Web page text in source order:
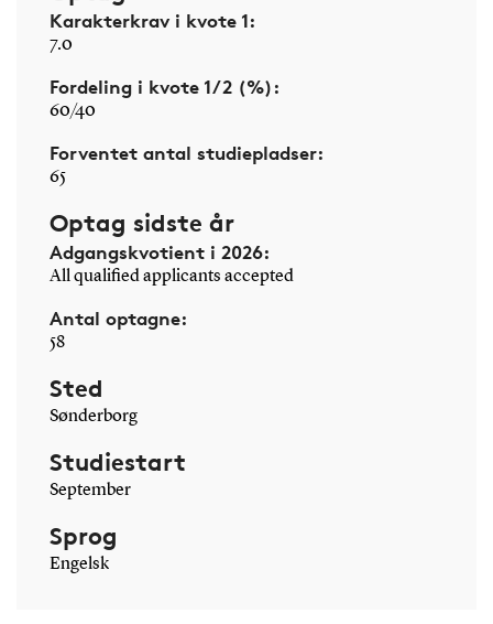
Karakterkrav i kvote 1:
7.0
Fordeling i kvote 1/2 (%):
60/40
Forventet antal studiepladser:
65
Optag sidste år
Adgangskvotient i 2026:
All qualified applicants accepted
Antal optagne:
58
Sted
Sønderborg
Studiestart
September
Sprog
Engelsk